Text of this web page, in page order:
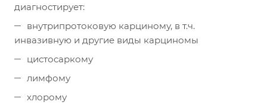
диагностирует:
внутрипротоковую карциному, в т.ч.
инвазивную и другие виды карциномы
цистосаркому
лимфому
хлорому